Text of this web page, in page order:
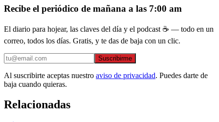
Recibe el periódico de mañana a las 7:00 am
El diario para hojear, las claves del día y el podcast ☕ — todo en un
correo, todos los días. Gratis, y te das de baja con un clic.
Suscribirme
Al suscribirte aceptas nuestro aviso de privacidad. Puedes darte de
baja cuando quieras.
Relacionadas